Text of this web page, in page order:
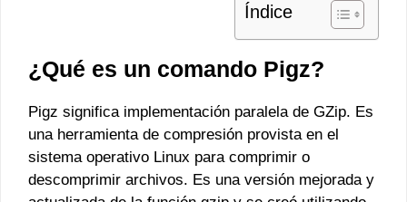
Índice
¿Qué es un comando Pigz?
Pigz significa implementación paralela de GZip. Es
una herramienta de compresión provista en el
sistema operativo Linux para comprimir o
descomprimir archivos. Es una versión mejorada y